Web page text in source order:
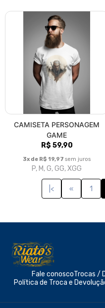
CAMISETA PERSONAGEM
GAME
R$ 59,90
3x de R$ 19,97 sem juros
P, M, G, GG, XGG
|< « 1
Fale conoscoTrocas /
Política de Troca e